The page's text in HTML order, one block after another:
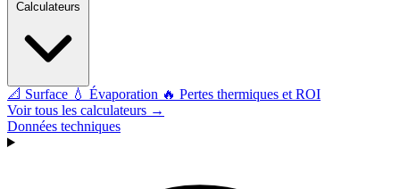
📐 Surface 💧 Évaporation 🔥 Pertes thermiques et ROI
Voir tous les calculateurs →
Données techniques